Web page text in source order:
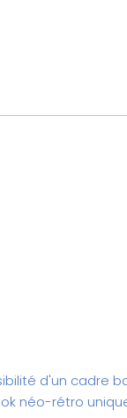
d'un cadre
néo-rétro